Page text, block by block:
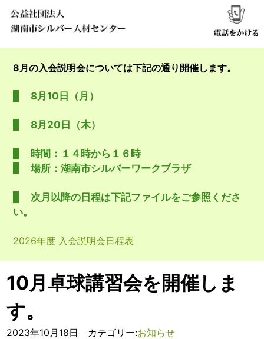
8月の入会説明会については下記の通り開催します。
8月10日（月）
8月20日（木）
時間：１４時から１６時
場所：湖南市シルバーワークプラザ
次月以降の日程は下記ファイルをご参照くださ
い。
2026年度 入会説明会日程表
10月卓球講習会を開催しま
す。
2023年10月18日 カテゴリー:お知らせ